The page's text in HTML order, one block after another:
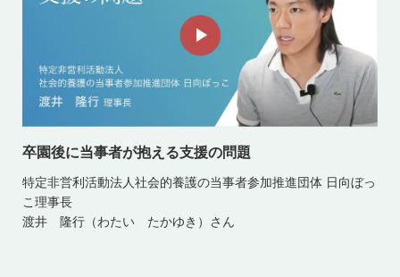
卒園後に当事者が抱える支援の問題
特定非営利活動法人社会的養護の当事者参加推進団体 日向ぼっ
こ理事長
渡井 隆行（わたい たかゆき）さん